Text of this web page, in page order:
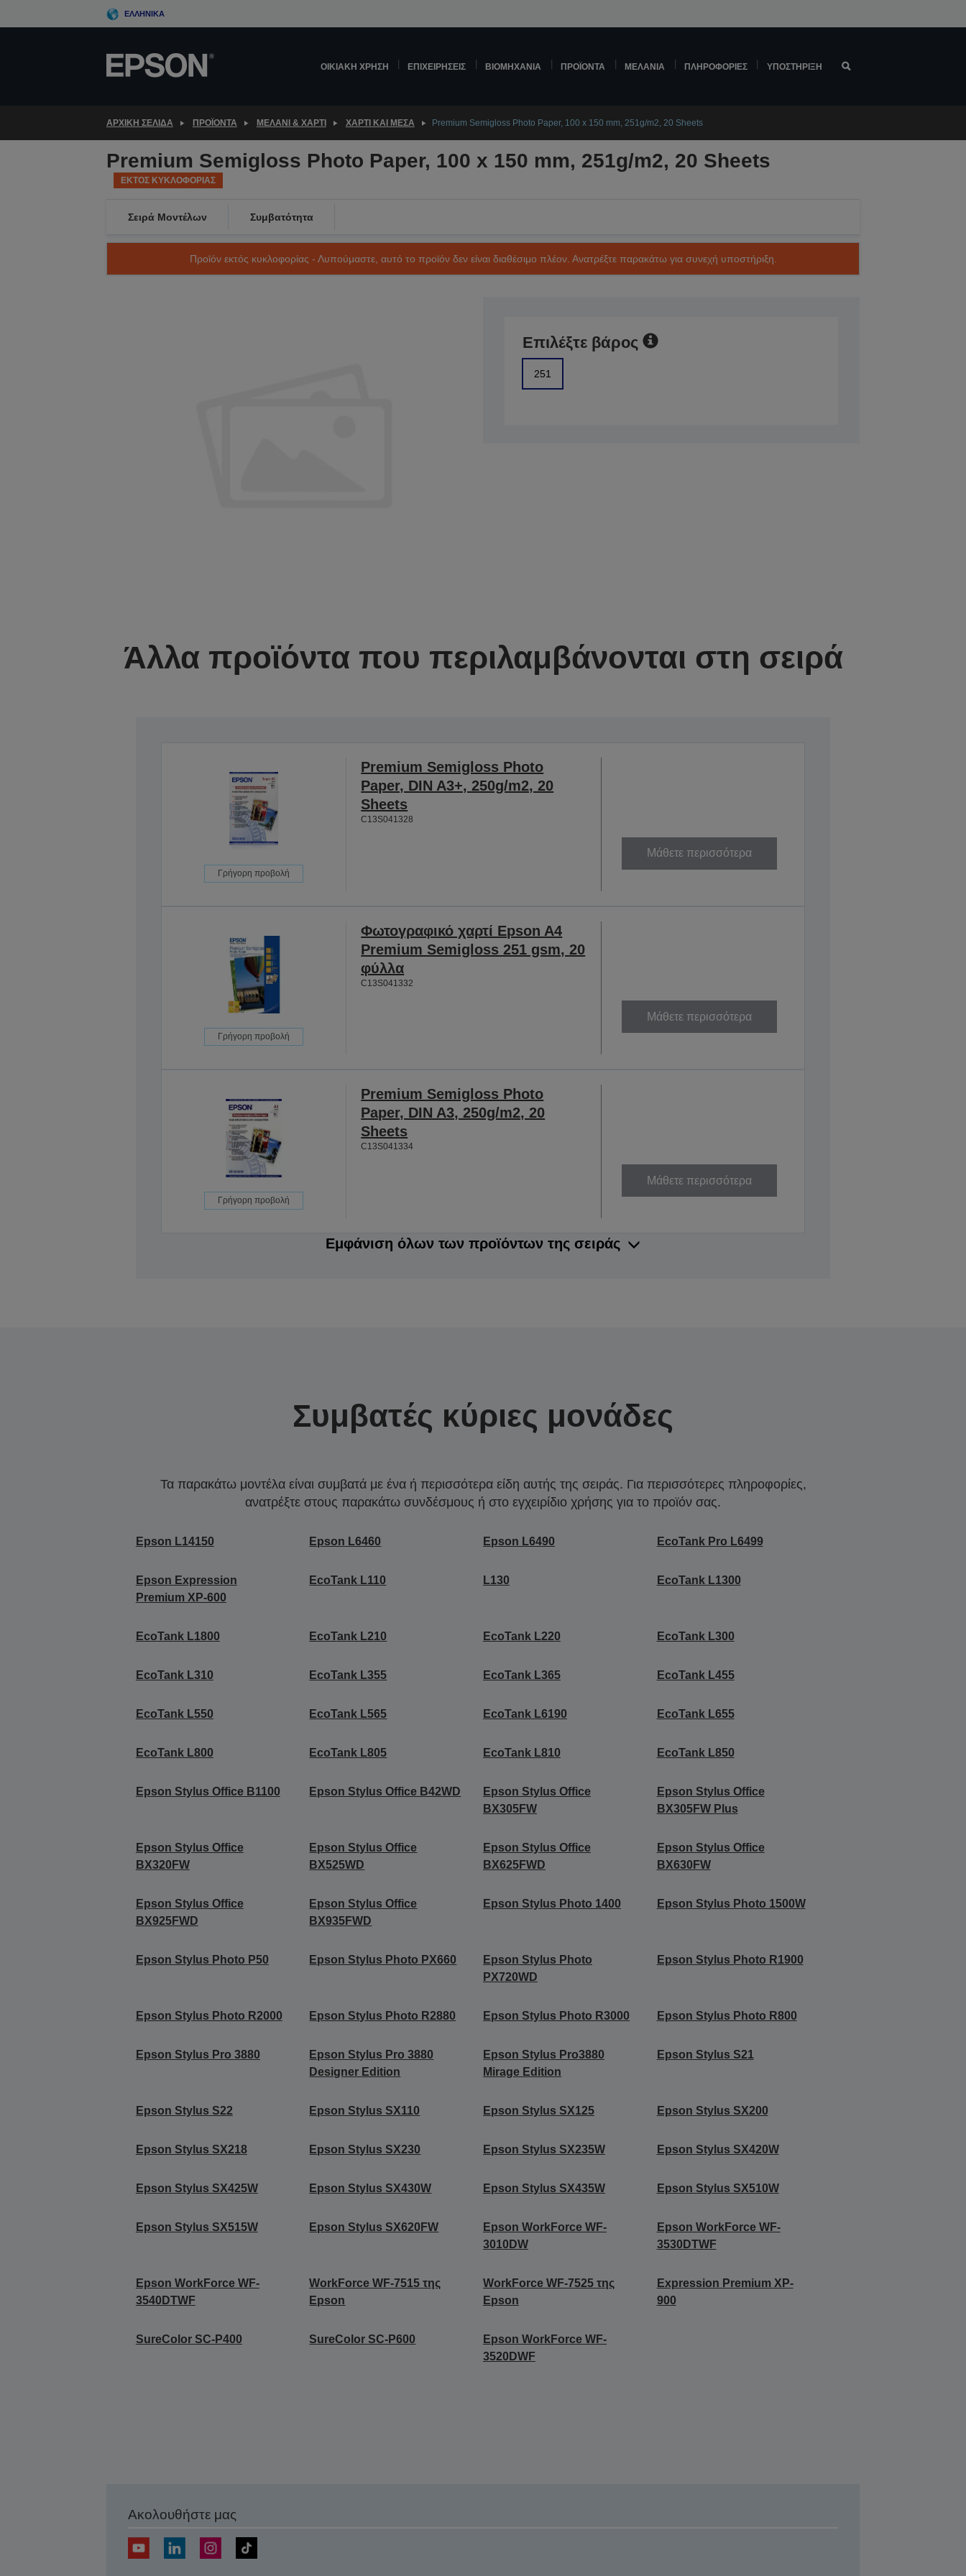
to
ΕΛΛΗΝΙΚΆ
ΟΙΚΙΑΚΉ ΧΡΉΣΗ ΕΠΙΧΕΙΡΉΣΕΙΣ ΒΙΟΜΗΧΑΝΊΑ ΠΡΟΪΌΝΤΑ ΜΕΛΆΝΙΑ ΠΛΗΡΟΦΟΡΊΕΣ ΥΠΟΣΤΉΡΙΞΗ
ΑΡΧΙΚΗ ΣΕΛΙΔΑ ΠΡΟΪΌΝΤΑ ΜΕΛΆΝΙ & ΧΑΡΤΊ ΧΑΡΤΊ ΚΑΙ ΜΈΣΑ Premium Semigloss Photo Paper, 100 x 150 mm, 251g/m2, 20 Sheets
Premium Semigloss Photo Paper, 100 x 150 mm, 251g/m2, 20 Sheets
ΕΚΤΟΣ ΚΥΚΛΟΦΟΡΙΑΣ
Σειρά Μοντέλων Συμβατότητα
Προϊόν εκτός κυκλοφορίας - Λυπούμαστε, αυτό το προϊόν δεν είναι διαθέσιμο πλέον. Ανατρέξτε παρακάτω για συνεχή υποστήριξη.
Επιλέξτε βάρος
251
Άλλα προϊόντα που περιλαμβάνονται στη σειρά
Γρήγορη προβολή
Premium Semigloss Photo
Paper, DIN A3+, 250g/m2, 20
Sheets
C13S041328
Μάθετε περισσότερα
Γρήγορη προβολή
Φωτογραφικό χαρτί Epson A4
Premium Semigloss 251 gsm, 20
φύλλα
C13S041332
Μάθετε περισσότερα
Γρήγορη προβολή
Premium Semigloss Photo
Paper, DIN A3, 250g/m2, 20
Sheets
C13S041334
Μάθετε περισσότερα
Εμφάνιση όλων των προϊόντων της σειράς
Συμβατές κύριες μονάδες
Τα παρακάτω μοντέλα είναι συμβατά με ένα ή περισσότερα είδη αυτής της σειράς. Για περισσότερες πληροφορίες,
ανατρέξτε στους παρακάτω συνδέσμους ή στο εγχειρίδιο χρήσης για το προϊόν σας.
Epson L14150 Epson L6460 Epson L6490 EcoTank Pro L6499
Epson Expression
Premium XP-600
EcoTank L110 L130 EcoTank L1300
EcoTank L1800 EcoTank L210 EcoTank L220 EcoTank L300
EcoTank L310 EcoTank L355 EcoTank L365 EcoTank L455
EcoTank L550 EcoTank L565 EcoTank L6190 EcoTank L655
EcoTank L800 EcoTank L805 EcoTank L810 EcoTank L850
Epson Stylus Office B1100 Epson Stylus Office B42WD
Epson Stylus Office
BX305FW
Epson Stylus Office
BX305FW Plus
Epson Stylus Office
BX320FW
Epson Stylus Office
BX525WD
Epson Stylus Office
BX625FWD
Epson Stylus Office
BX630FW
Epson Stylus Office
BX925FWD
Epson Stylus Office
BX935FWD
Epson Stylus Photo 1400 Epson Stylus Photo 1500W
Epson Stylus Photo P50 Epson Stylus Photo PX660
Epson Stylus Photo
PX720WD
Epson Stylus Photo R1900
Epson Stylus Photo R2000 Epson Stylus Photo R2880 Epson Stylus Photo R3000 Epson Stylus Photo R800
Epson Stylus Pro 3880
Epson Stylus Pro 3880
Designer Edition
Epson Stylus Pro3880
Mirage Edition
Epson Stylus S21
Epson Stylus S22 Epson Stylus SX110 Epson Stylus SX125 Epson Stylus SX200
Epson Stylus SX218 Epson Stylus SX230 Epson Stylus SX235W Epson Stylus SX420W
Epson Stylus SX425W Epson Stylus SX430W Epson Stylus SX435W Epson Stylus SX510W
Epson Stylus SX515W Epson Stylus SX620FW
Epson WorkForce WF-
3010DW
Epson WorkForce WF-
3530DTWF
Epson WorkForce WF-
3540DTWF
WorkForce WF-7515 της
Epson
WorkForce WF-7525 της
Epson
Expression Premium XP-
900
SureColor SC-P400 SureColor SC-P600
Epson WorkForce WF-
3520DWF
Ακολουθήστε μας